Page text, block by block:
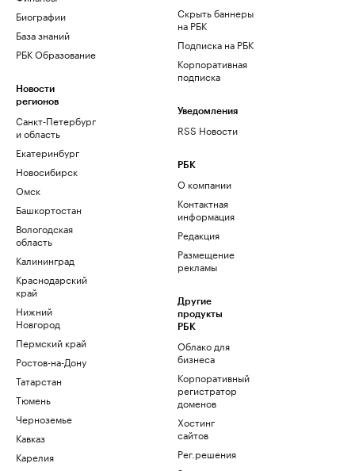
Биографии
База знаний
РБК Образование
Новости
регионов
Санкт-Петербург
и область
Екатеринбург
Новосибирск
Омск
Башкортостан
Вологодская
область
Калининград
Краснодарский
край
Нижний
Новгород
Пермский край
Ростов-на-Дону
Татарстан
Тюмень
Черноземье
Кавказ
Карелия
Скрыть баннеры
на РБК
Подписка на РБК
Корпоративная
подписка
Уведомления
RSS Новости
РБК
О компании
Контактная
информация
Редакция
Размещение
рекламы
Другие
продукты
РБК
Облако для
бизнеса
Корпоративный
регистратор
доменов
Хостинг
сайтов
Рег.решения